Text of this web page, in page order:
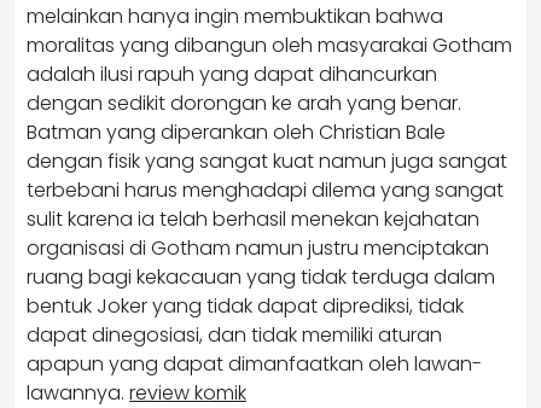
melainkan hanya ingin membuktikan bahwa
moralitas yang dibangun oleh masyarakai Gotham
adalah ilusi rapuh yang dapat dihancurkan
dengan sedikit dorongan ke arah yang benar.
Batman yang diperankan oleh Christian Bale
dengan fisik yang sangat kuat namun juga sangat
terbebani harus menghadapi dilema yang sangat
sulit karena ia telah berhasil menekan kejahatan
organisasi di Gotham namun justru menciptakan
ruang bagi kekacauan yang tidak terduga dalam
bentuk Joker yang tidak dapat diprediksi, tidak
dapat dinegosiasi, dan tidak memiliki aturan
apapun yang dapat dimanfaatkan oleh lawan-
lawannya. review komik